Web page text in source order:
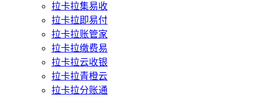
拉卡拉集易收
拉卡拉即易付
拉卡拉账管家
拉卡拉缴费易
拉卡拉云收银
拉卡拉青橙云
拉卡拉分账通